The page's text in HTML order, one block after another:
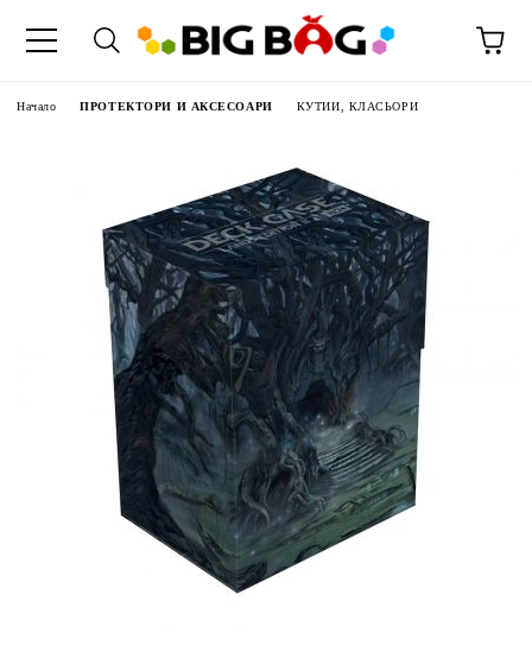
Начало ПРОТЕКТОРИ И АКСЕСОАРИ КУТИИ, КЛАСЬОРИ